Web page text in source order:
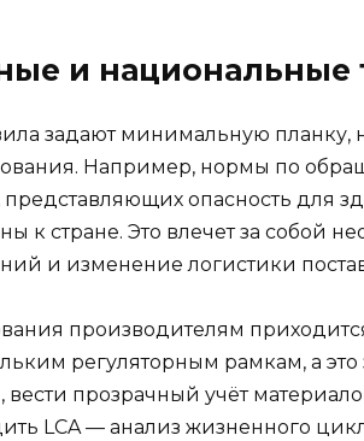
и национальные
задают минимальную планку,
Например, нормы по
опасность для
к стране. Это влечет за собой
и изменение логистики
производителям
регуляторным рамкам, а
вести прозрачный учёт
LCA — анализ жизненного